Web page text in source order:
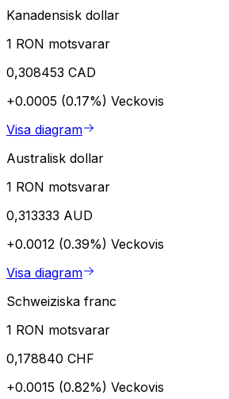
Kanadensisk dollar
1 RON motsvarar
0,308453 CAD
+0.0005 (0.17%) Veckovis
Visa diagram
Australisk dollar
1 RON motsvarar
0,313333 AUD
+0.0012 (0.39%) Veckovis
Visa diagram
Schweiziska franc
1 RON motsvarar
0,178840 CHF
+0.0015 (0.82%) Veckovis